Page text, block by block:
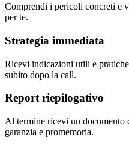
Comprendi i pericoli concreti e
per te.
Strategia immediata
Ricevi indicazioni utili e
subito dopo la call.
Report riepilogativo
Al termine ricevi un documento
garanzia e promemoria.